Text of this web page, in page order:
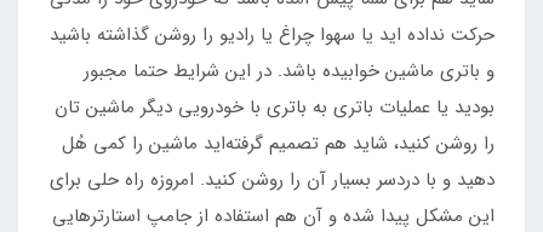
حرکت نداده اید یا سهوا چراغ یا رادیو را روشن گذاشته باشید
و باتری ماشین خوابیده باشد. در این شرایط حتما مجبور
بودید یا عملیات باتری به باتری با خودرویی دیگر ماشین تان
را روشن کنید، شاید هم تصمیم گرفته‌اید ماشین را کمی هُل
دهید و با دردسر بسیار آن را روشن کنید. امروزه راه حلی برای
این مشکل پیدا شده و آن هم استفاده از جامپ استارترهایی